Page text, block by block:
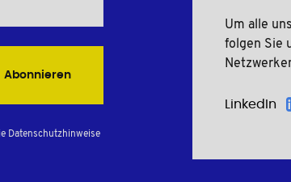
Abonnieren
Datenschutzhinweise
Um alle
folgen Sie
LinkedIn